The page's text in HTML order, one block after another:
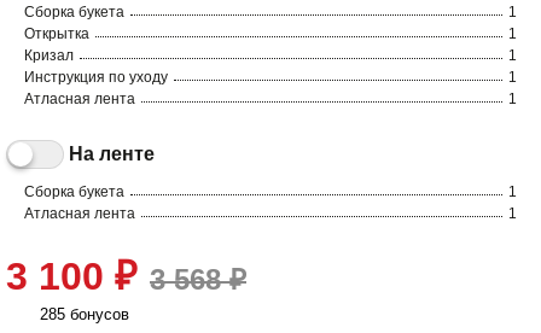
Сборка букета
1
Открытка
1
Кризал
1
Инструкция по уходу
1
Атласная лента
1
На ленте
Сборка букета
1
Атласная лента
1
3 100 ₽ 3 568 ₽
285 бонусов